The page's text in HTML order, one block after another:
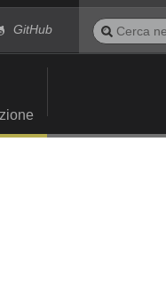
GitHub
Cerca
nel
Ricerca